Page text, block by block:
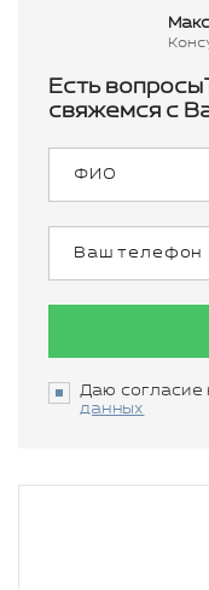
Есть
свяжемся с
Даю согласие
данных